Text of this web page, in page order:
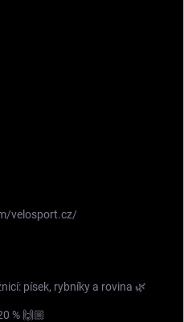
velosport.cz/
písek, rybníky a rovina 🌿
% 🙌🏼